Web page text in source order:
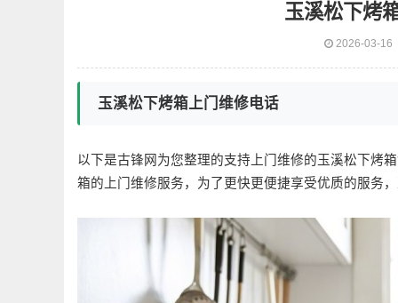
玉溪松下烤
2026-03-16
玉溪松下烤箱上门维修电话
以下是古锋网为您整理的支持上门维修的玉溪松下烤
箱的上门维修服务，为了更快更便捷享受优质的服务